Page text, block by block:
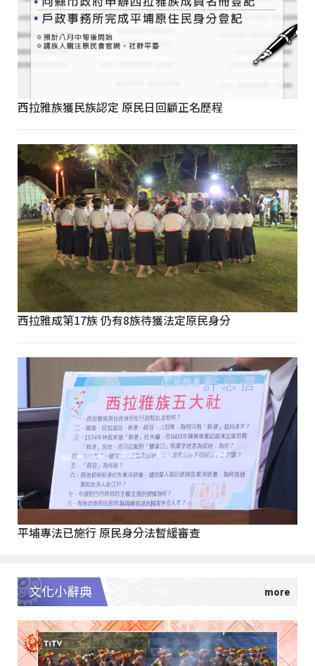
西拉雅族獲民族認定 原民日回顧正名歷程
西拉雅成第17族 仍有8族待獲法定原民身分
平埔專法已施行 原民身分法暫緩審查
文化小辭典